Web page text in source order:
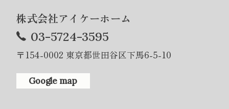
株式会社アイケーホーム
03-5724-3595
〒154-0002 東京都世田谷区下馬6-5-10
Google map